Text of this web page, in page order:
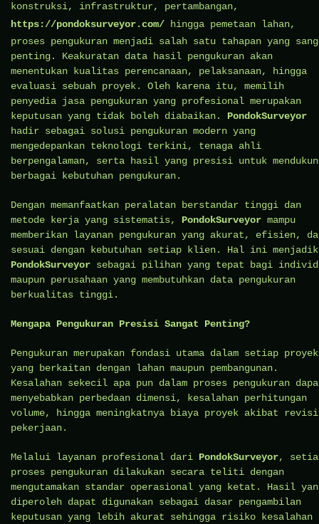
konstruksi, infrastruktur, pertambangan,
https://pondoksurveyor.com/ hingga pemetaan lahan,
proses pengukuran menjadi salah satu tahapan yang
penting. Keakuratan data hasil pengukuran akan
menentukan kualitas perencanaan, pelaksanaan, hingga
evaluasi sebuah proyek. Oleh karena itu, memilih
penyedia jasa pengukuran yang profesional merupakan
keputusan yang tidak boleh diabaikan. PondokSurveyor
hadir sebagai solusi pengukuran modern yang
mengedepankan teknologi terkini, tenaga ahli
berpengalaman, serta hasil yang presisi untuk
berbagai kebutuhan pengukuran.
Dengan memanfaatkan peralatan berstandar tinggi dan
metode kerja yang sistematis, PondokSurveyor mampu
memberikan layanan pengukuran yang akurat, efisien,
sesuai dengan kebutuhan setiap klien. Hal ini
PondokSurveyor sebagai pilihan yang tepat bagi
maupun perusahaan yang membutuhkan data pengukuran
berkualitas tinggi.
Mengapa Pengukuran Presisi Sangat Penting?
Pengukuran merupakan fondasi utama dalam setiap proyek
yang berkaitan dengan lahan maupun pembangunan.
Kesalahan sekecil apa pun dalam proses pengukuran
menyebabkan perbedaan dimensi, kesalahan perhitungan
volume, hingga meningkatnya biaya proyek akibat revisi
pekerjaan.
Melalui layanan profesional dari PondokSurveyor,
proses pengukuran dilakukan secara teliti dengan
mengutamakan standar operasional yang ketat. Hasil
diperoleh dapat digunakan sebagai dasar pengambilan
keputusan yang lebih akurat sehingga risiko kesalahan